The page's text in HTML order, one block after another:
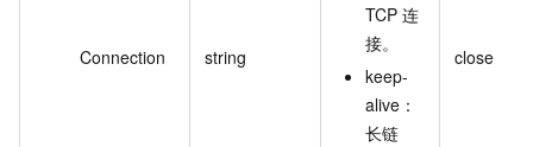
Connection string
TCP 连
接。
keep-
alive：
长链
close